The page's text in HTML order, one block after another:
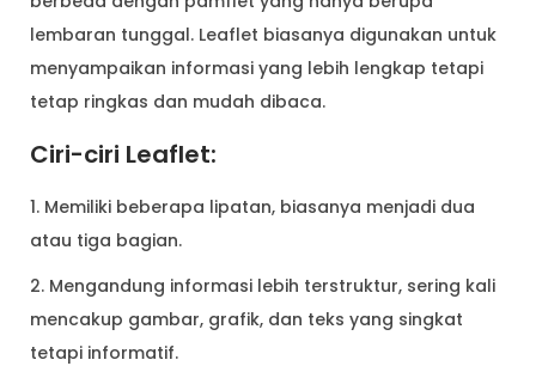
lembaran tunggal. Leaflet biasanya digunakan untuk
menyampaikan informasi yang lebih lengkap tetapi
tetap ringkas dan mudah dibaca.
Ciri-ciri Leaflet:
1. Memiliki beberapa lipatan, biasanya menjadi dua
atau tiga bagian.
2. Mengandung informasi lebih terstruktur, sering kali
mencakup gambar, grafik, dan teks yang singkat
tetapi informatif.